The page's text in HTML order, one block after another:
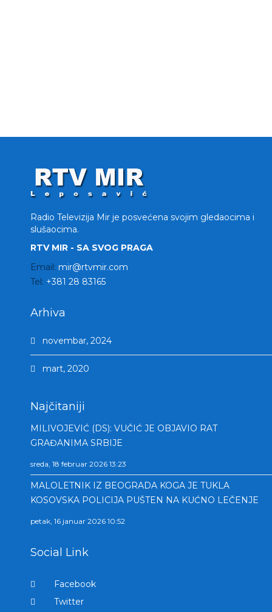
Radio Televizija Mir je posvećena svojim gledaocima i
slušaocima.
RTV MIR - SA SVOG PRAGA
Email: mir@rtvmir.com
Tel: +381 28 83165
Arhiva
novembar, 2024
mart, 2020
Najčitaniji
MILIVOJEVIĆ (DS): VUČIĆ JE OBJAVIO RAT
GRAĐANIMA SRBIJE
sreda, 18 februar 2026 13:23
MALOLETNIK IZ BEOGRADA KOGA JE TUKLA
KOSOVSKA POLICIJA PUŠTEN NA KUĆNO LEČENJE
petak, 16 januar 2026 10:52
Social Link
Facebook
Twitter